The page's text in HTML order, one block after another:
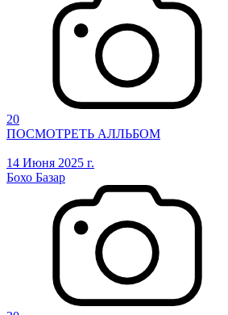
20
ПОСМОТРЕТЬ АЛЛЬБОМ
14 Июня 2025 г.
Бохо Базар